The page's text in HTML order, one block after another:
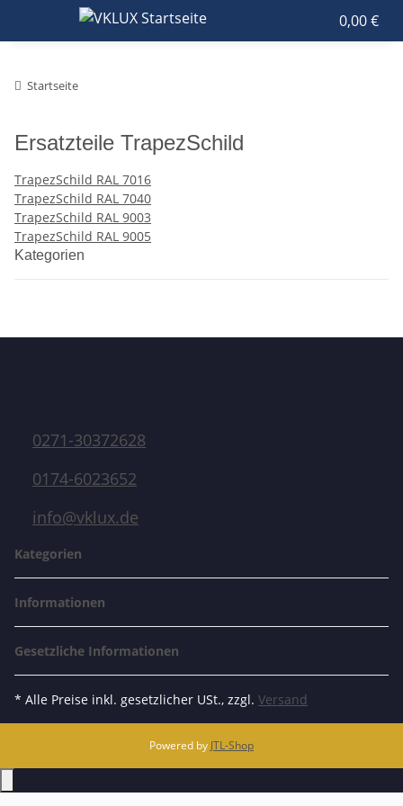
0,00 €
Startseite
Ersatzteile TrapezSchild
TrapezSchild RAL 7016
TrapezSchild RAL 7040
TrapezSchild RAL 9003
TrapezSchild RAL 9005
Kategorien
0271-30372628
0174-6023652
info@vklux.de
Kategorien
Informationen
Gesetzliche Informationen
* Alle Preise inkl. gesetzlicher USt., zzgl. Versand
Powered by JTL-Shop